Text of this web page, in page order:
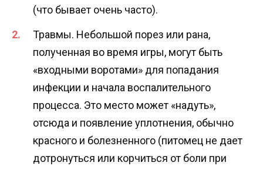
(что бывает очень часто).
Травмы. Небольшой порез или рана,
полученная во время игры, могут быть
«входными воротами» для попадания
инфекции и начала воспалительного
процесса. Это место может «надуть»,
отсюда и появление уплотнения, обычно
красного и болезненного (питомец не дает
дотронуться или корчиться от боли при